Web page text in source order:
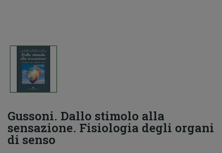
Gussoni. Dallo stimolo alla
sensazione. Fisiologia degli organi
di senso